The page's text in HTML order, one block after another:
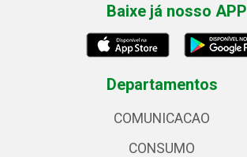
Baixe já nosso APP
Departamentos
COMUNICACAO
CONSUMO